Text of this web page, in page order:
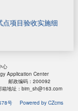
点项目验收实施细
心
Application Center
邮政编码：200092
址：bim_sh@163.com
号 Powered by CZcms